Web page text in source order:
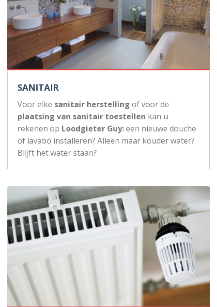
SANITAIR
Voor elke sanitair herstelling of voor de
plaatsing van sanitair toestellen kan u
rekenen op Loodgieter Guy:een nieuwe douche
of lavabo installeren? Alleen maar kouder water?
Blijft het water staan?